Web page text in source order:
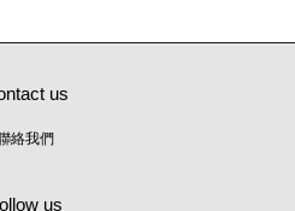
us
絡我們
us